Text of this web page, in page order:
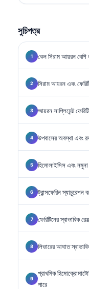
সুচিপত্র
কেন সিরাম আয়রন বেশি
সিরাম আয়রন এবং
আয়রন সাপ্লিমেন্ট
উপবাসের অবস্থা এবং
হিমোলাইসিস এবং নমুনা
ট্রান্সফেরিন
ফেরিটিনের স্বাভাবিক
লিভারের আঘাত
প্রাথমিক
পারে